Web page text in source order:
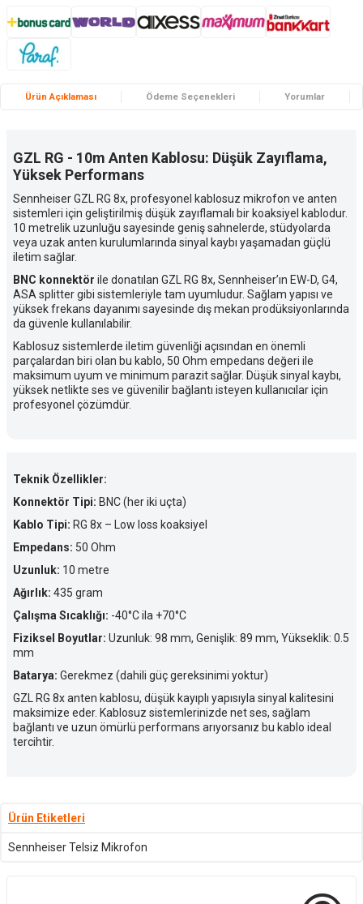
Ürün Açıklaması Ödeme Seçenekleri Yorumlar
GZL RG - 10m Anten Kablosu: Düşük Zayıflama,
Yüksek Performans
Sennheiser GZL RG 8x, profesyonel kablosuz mikrofon ve anten
sistemleri için geliştirilmiş düşük zayıflamalı bir koaksiyel kablodur.
10 metrelik uzunluğu sayesinde geniş sahnelerde, stüdyolarda
veya uzak anten kurulumlarında sinyal kaybı yaşamadan güçlü
iletim sağlar.
BNC konnektör ile donatılan GZL RG 8x, Sennheiser’ın EW-D, G4,
ASA splitter gibi sistemleriyle tam uyumludur. Sağlam yapısı ve
yüksek frekans dayanımı sayesinde dış mekan prodüksiyonlarında
da güvenle kullanılabilir.
Kablosuz sistemlerde iletim güvenliği açısından en önemli
parçalardan biri olan bu kablo, 50 Ohm empedans değeri ile
maksimum uyum ve minimum parazit sağlar. Düşük sinyal kaybı,
yüksek netlikte ses ve güvenilir bağlantı isteyen kullanıcılar için
profesyonel çözümdür.
Teknik Özellikler:
Konnektör Tipi: BNC (her iki uçta)
Kablo Tipi: RG 8x – Low loss koaksiyel
Empedans: 50 Ohm
Uzunluk: 10 metre
Ağırlık: 435 gram
Çalışma Sıcaklığı: -40°C ila +70°C
Fiziksel Boyutlar: Uzunluk: 98 mm, Genişlik: 89 mm, Yükseklik: 0.5
mm
Batarya: Gerekmez (dahili güç gereksinimi yoktur)
GZL RG 8x anten kablosu, düşük kayıplı yapısıyla sinyal kalitesini
maksimize eder. Kablosuz sistemlerinizde net ses, sağlam
bağlantı ve uzun ömürlü performans arıyorsanız bu kablo ideal
tercihtir.
Ürün Etiketleri
Sennheiser Telsiz Mikrofon